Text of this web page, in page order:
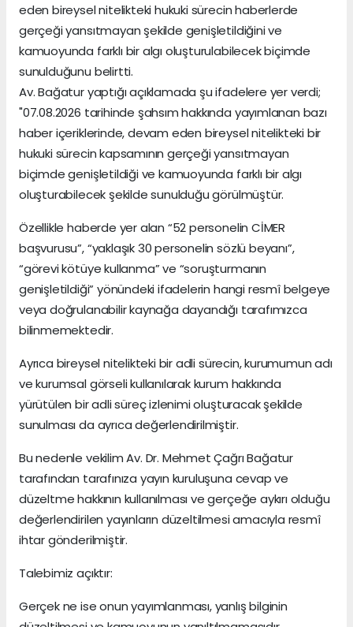
eden bireysel nitelikteki hukuki sürecin haberlerde
gerçeği yansıtmayan şekilde genişletildiğini ve
kamuoyunda farklı bir algı oluşturulabilecek biçimde
sunulduğunu belirtti.
Av. Bağatur yaptığı açıklamada şu ifadelere yer verdi;
"07.08.2026 tarihinde şahsım hakkında yayımlanan bazı
haber içeriklerinde, devam eden bireysel nitelikteki bir
hukuki sürecin kapsamının gerçeği yansıtmayan
biçimde genişletildiği ve kamuoyunda farklı bir algı
oluşturabilecek şekilde sunulduğu görülmüştür.
Özellikle haberde yer alan “52 personelin CİMER
başvurusu”, “yaklaşık 30 personelin sözlü beyanı”,
“görevi kötüye kullanma” ve “soruşturmanın
genişletildiği” yönündeki ifadelerin hangi resmî belgeye
veya doğrulanabilir kaynağa dayandığı tarafımızca
bilinmemektedir.
Ayrıca bireysel nitelikteki bir adli sürecin, kurumumun adı
ve kurumsal görseli kullanılarak kurum hakkında
yürütülen bir adli süreç izlenimi oluşturacak şekilde
sunulması da ayrıca değerlendirilmiştir.
Bu nedenle vekilim Av. Dr. Mehmet Çağrı Bağatur
tarafından tarafınıza yayın kuruluşuna cevap ve
düzeltme hakkının kullanılması ve gerçeğe aykırı olduğu
değerlendirilen yayınların düzeltilmesi amacıyla resmî
ihtar gönderilmiştir.
Talebimiz açıktır:
Gerçek ne ise onun yayımlanması, yanlış bilginin